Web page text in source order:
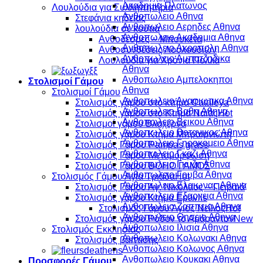
Λουλούδια για Συλληπητήρια
Στεφάνια κηδείας
λουλούδια σέ κουτιά
Ανθοδέσμες – Μπουκέτα
Ανθοσυνθέσεις Λουλουδιών
Λουλούδια για Χρόνια Πολλά
Στολισμοί Γάμου
Στολισμοί Γάμου
Στολισμός γάμου στό κτήμα Cataleya
Στολισμός γάμου στο Κτήμα Ναϊάς
Στολισμοί γάμου Βλαχέρνα
Στολισμός γάμου Κτήμα Μπραϊμνιώτη
Στολισμός Γάμου Pampas grass
Στολισμός Γάμου Μεταμόρφωση
Στολισμός Γάμου BOHO ΓΑΜΟΣ
Στολισμός Γάμου Αγία Τριάδα
Στολισμός Γάμου Άγ. Νικόλαος – Πειραιά
Στολισμός γάμου Κτήμα Epavlis
Στολισμός Γάμου Άγιος Νείλος
Στολισμός γάμου Ρόδον το Αμάραντον
Στολισμός Εκκλησίας
Στολισμός βάπτισης
Προσφορές Γάμου
Ακαδημια Πλατωνος
Ανθοπωλειο Αθηνα
Ανθοπωλειο Αερηδες Αθηνα
Ανθοπωλειο Ακαδημια Αθηνα
Ανθοπωλειο Ακροπολη Αθηνα
Ανθοπωλειο Αμπατζηδικα
Αθηνα
Ανθοπωλειο Αμπελοκηποι
Αθηνα
Ανθοπωλειο Αναφιωτικα Αθηνα
Ανθοπωλειο Βαθη Αθηνα
Ανθοπωλειο Βεικου Αθηνα
Ανθοπωλειο Βοτανικος Αθηνα
Ανθοπωλειο Γηροκομειο Αθηνα
Ανθοπωλειο Γκαζι Αθηνα
Ανθοπωλειο Γκυζη Αθηνα
Ανθοπωλειο Γουβα Αθηνα
Ανθοπωλειο Ελαιωνας Αθηνα
Ανθοπωλειο Εξαρχεια Αθηνα
Ανθοπωλειο Ζαππειο Αθηνα
Ανθοπωλειο Θησειο Αθηνα
Ανθοπωλειο Ιλισια Αθηνα
Ανθοπωλειο Κολωνακι Αθηνα
Ανθοπωλειο Κολωνος Αθηνα
Ανθοπωλειο Κουκακι Αθηνα